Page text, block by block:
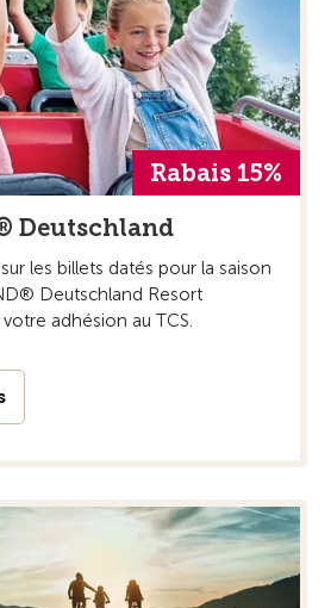
Rabais 15%
Deutschland
les billets datés pour la saison
Deutschland Resort
adhésion au TCS.